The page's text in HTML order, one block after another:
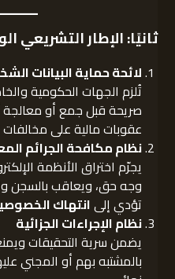
ثانيًا: الإطار التشريعي
لائحة حماية البيانات
تُلزم الجهات الحكومية
صريحة قبل جمع أو
عقوبات مالية على مخالفات
نظام مكافحة الجرائم
يجرّم اختراق الأنظمة
وجه حق، ويعاقب بالسجن
تؤدي إلىانتهاك
نظام الإجراءات الجزائية
يضمن سرية التحقيقات
بالمشتبه بهم أو المجني